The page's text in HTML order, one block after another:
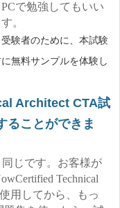
で勉強してもいい
。
験者のために、本試験
無料サンプルを体験し
Architect CTA試
ることができま
じです。お客様が
Technical
用してから、もっ